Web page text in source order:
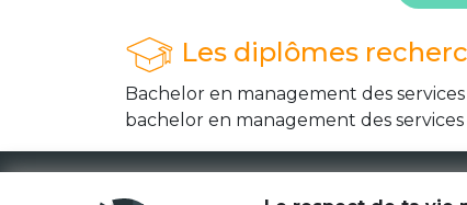
Les diplômes
Bachelor en management des services
bachelor en management des services